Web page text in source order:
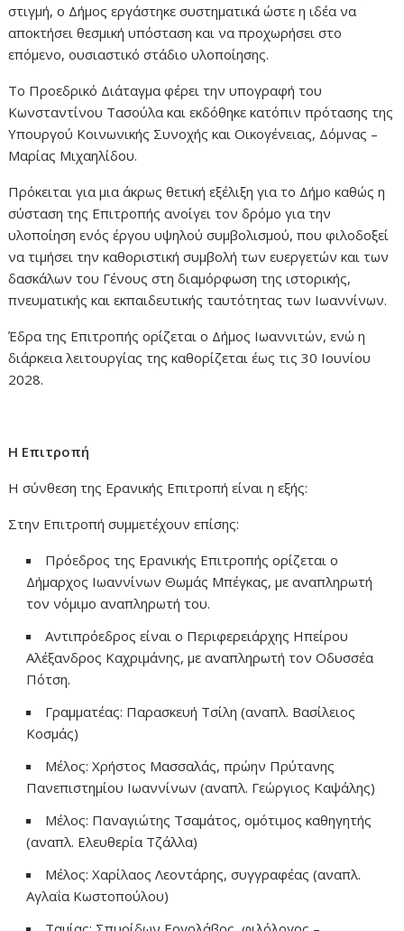
στιγμή, ο Δήμος εργάστηκε συστηματικά ώστε η ιδέα να
αποκτήσει θεσμική υπόσταση και να προχωρήσει στο
επόμενο, ουσιαστικό στάδιο υλοποίησης.
Το Προεδρικό Διάταγμα φέρει την υπογραφή του
Κωνσταντίνου Τασούλα και εκδόθηκε κατόπιν πρότασης της
Υπουργού Κοινωνικής Συνοχής και Οικογένειας, Δόμνας –
Μαρίας Μιχαηλίδου.
Πρόκειται για μια άκρως θετική εξέλιξη για το Δήμο καθώς η
σύσταση της Επιτροπής ανοίγει τον δρόμο για την
υλοποίηση ενός έργου υψηλού συμβολισμού, που φιλοδοξεί
να τιμήσει την καθοριστική συμβολή των ευεργετών και των
δασκάλων του Γένους στη διαμόρφωση της ιστορικής,
πνευματικής και εκπαιδευτικής ταυτότητας των Ιωαννίνων.
Έδρα της Επιτροπής ορίζεται ο Δήμος Ιωαννιτών, ενώ η
διάρκεια λειτουργίας της καθορίζεται έως τις 30 Ιουνίου
2028.
Η Επιτροπή
Η σύνθεση της Ερανικής Επιτροπή είναι η εξής:
Στην Επιτροπή συμμετέχουν επίσης:
Πρόεδρος της Ερανικής Επιτροπής ορίζεται ο
Δήμαρχος Ιωαννίνων Θωμάς Μπέγκας, με αναπληρωτή
τον νόμιμο αναπληρωτή του.
Αντιπρόεδρος είναι ο Περιφερειάρχης Ηπείρου
Αλέξανδρος Καχριμάνης, με αναπληρωτή τον Οδυσσέα
Πότση.
Γραμματέας: Παρασκευή Τσίλη (αναπλ. Βασίλειος
Κοσμάς)
Μέλος: Χρήστος Μασσαλάς, πρώην Πρύτανης
Πανεπιστημίου Ιωαννίνων (αναπλ. Γεώργιος Καψάλης)
Μέλος: Παναγιώτης Τσαμάτος, ομότιμος καθηγητής
(αναπλ. Ελευθερία Τζάλλα)
Μέλος: Χαρίλαος Λεοντάρης, συγγραφέας (αναπλ.
Αγλαΐα Κωστοπούλου)